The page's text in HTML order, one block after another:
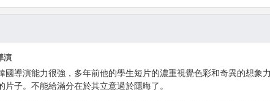
演
國導演能力很強，多年前他的學生短片的濃重視覺色彩和奇異的想
片子。不能給滿分在於其立意過於隱晦了。